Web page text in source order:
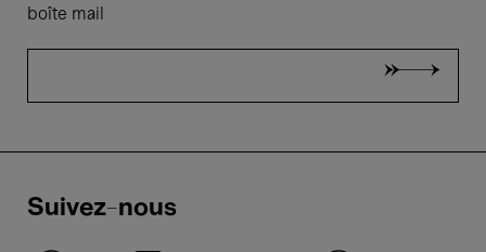
boîte mail
Suivez-nous